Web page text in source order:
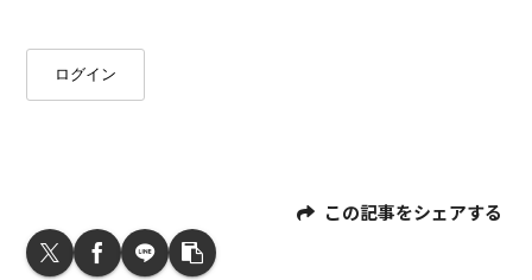
ログイン
この記事をシェアする